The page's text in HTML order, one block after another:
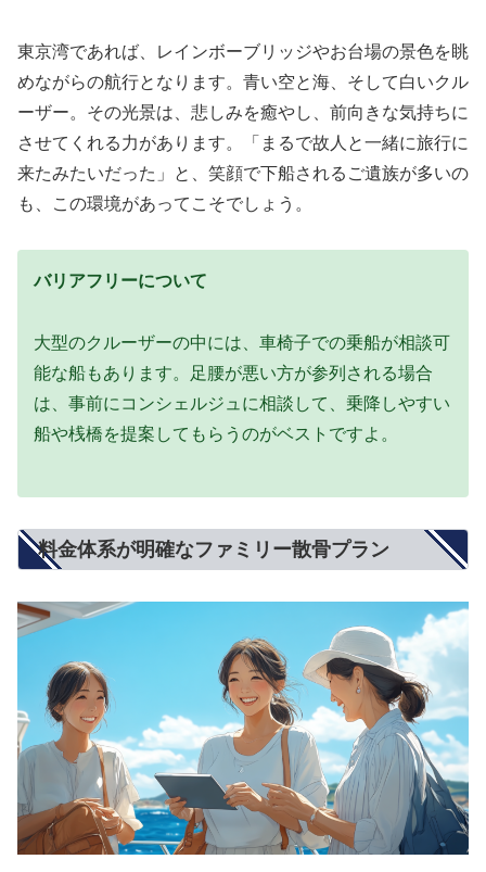
東京湾であれば、レインボーブリッジやお台場の景色を眺
めながらの航行となります。青い空と海、そして白いクル
ーザー。その光景は、悲しみを癒やし、前向きな気持ちに
させてくれる力があります。「まるで故人と一緒に旅行に
来たみたいだった」と、笑顔で下船されるご遺族が多いの
も、この環境があってこそでしょう。
バリアフリーについて
大型のクルーザーの中には、車椅子での乗船が相談可
能な船もあります。足腰が悪い方が参列される場合
は、事前にコンシェルジュに相談して、乗降しやすい
船や桟橋を提案してもらうのがベストですよ。
料金体系が明確なファミリー散骨プラン